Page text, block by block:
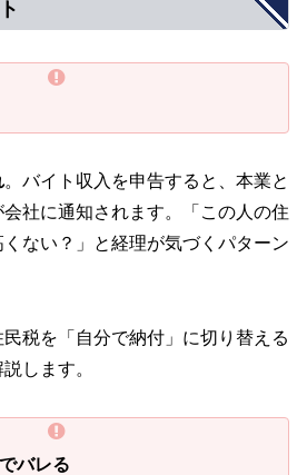
。バイト収入を申告すると、本業と
社に通知されます。「この人の住
ない？」と経理が気づくパターン
税を「自分で納付」に切り替える
します。
バレる